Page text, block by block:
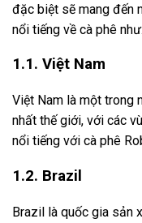
đặc biệt sẽ mang đến
nổi tiếng về cà phê như:
1.1. Việt Nam
Việt Nam là một trong
nhất thế giới, với các
nổi tiếng với cà phê
1.2. Brazil
Brazil là quốc gia sản